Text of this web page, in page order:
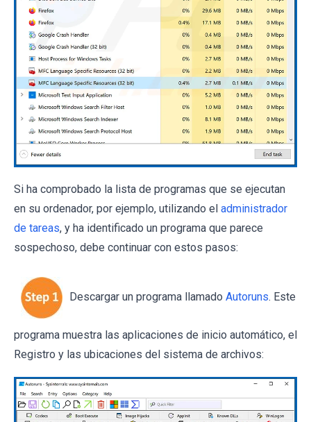
Si ha comprobado la lista de programas que se ejecutan
en su ordenador, por ejemplo, utilizando el administrador
de tareas, y ha identificado un programa que parece
sospechoso, debe continuar con estos pasos:
Descargar un programa llamado Autoruns. Este
programa muestra las aplicaciones de inicio automático, el
Registro y las ubicaciones del sistema de archivos: